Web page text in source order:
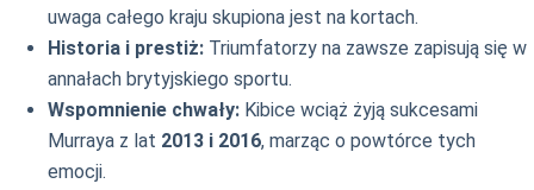
uwaga całego kraju skupiona jest na kortach.
Historia i prestiż: Triumfatorzy na zawsze zapisują się w
annałach brytyjskiego sportu.
Wspomnienie chwały: Kibice wciąż żyją sukcesami
Murraya z lat 2013 i 2016, marząc o powtórce tych
emocji.